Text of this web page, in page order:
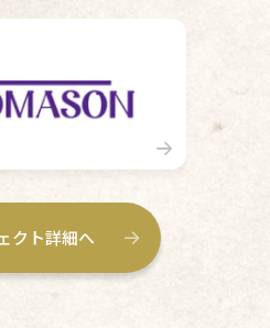
クト詳細へ